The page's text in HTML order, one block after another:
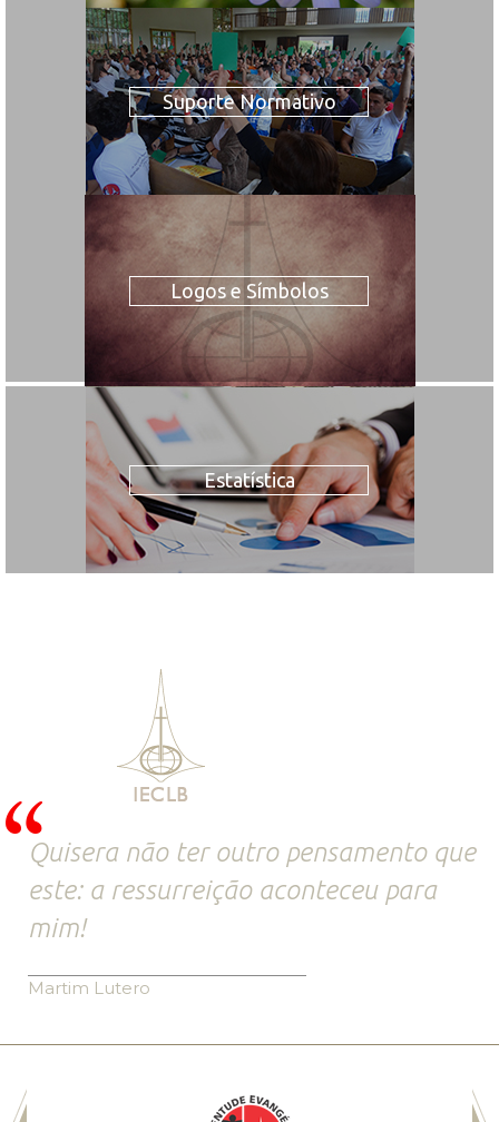
Suporte Normativo
Logos e Símbolos
Estatística
Quisera não ter outro pensamento que
este: a ressurreição aconteceu para
mim!
Martim Lutero